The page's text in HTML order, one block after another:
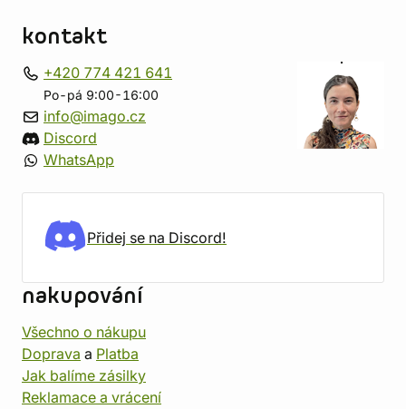
kontakt
+420 774 421 641
Po-pá 9:00-16:00
info@imago.cz
Discord
WhatsApp
Přidej se na Discord!
nakupování
Všechno o nákupu
Doprava a Platba
Jak balíme zásilky
Reklamace a vrácení